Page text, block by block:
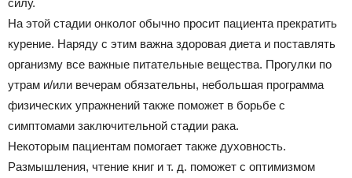
силу.
На этой стадии онколог обычно просит пациента прекратить
курение. Наряду с этим важна здоровая диета и поставлять
организму все важные питательные вещества. Прогулки по
утрам и/или вечерам обязательны, небольшая программа
физических упражнений также поможет в борьбе с
симптомами заключительной стадии рака.
Некоторым пациентам помогает также духовность.
Размышления, чтение книг и т. д. поможет с оптимизмом